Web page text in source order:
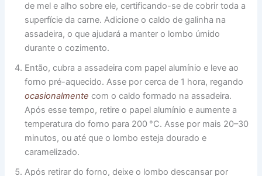
de mel e alho sobre ele, certificando-se de cobrir toda a
superfície da carne. Adicione o caldo de galinha na
assadeira, o que ajudará a manter o lombo úmido
durante o cozimento.
Então, cubra a assadeira com papel alumínio e leve ao
forno pré-aquecido. Asse por cerca de 1 hora, regando
ocasionalmente com o caldo formado na assadeira.
Após esse tempo, retire o papel alumínio e aumente a
temperatura do forno para 200 °C. Asse por mais 20–30
minutos, ou até que o lombo esteja dourado e
caramelizado.
Após retirar do forno, deixe o lombo descansar por